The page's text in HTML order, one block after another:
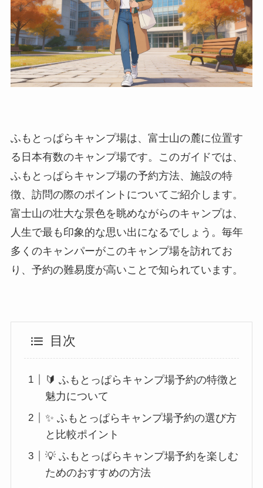
ふもとっぱらキャンプ場は、富士山の麓に位置す
る日本有数のキャンプ場です。このガイドでは、
ふもとっぱらキャンプ場の予約方法、施設の特
徴、訪問の際のポイントについてご紹介します。
富士山の壮大な景色を眺めながらのキャンプは、
人生で最も印象的な思い出になるでしょう。毎年
多くのキャンパーがこのキャンプ場を訪れてお
り、予約の難易度が高いことで知られています。
目次
🔰 ふもとっぱらキャンプ場予約の特徴と
魅力について
✨ ふもとっぱらキャンプ場予約の選び方
と比較ポイント
💡 ふもとっぱらキャンプ場予約を楽しむ
ためのおすすめの方法